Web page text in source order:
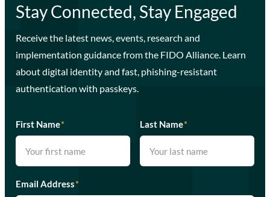
Stay Connected, Stay Engaged
Receive the latest news, events, research and
implementation guidance from the FIDO Alliance. Learn
about digital identity and fast, phishing-resistant
authentication with passkeys.
First Name* Last Name*
Email Address*